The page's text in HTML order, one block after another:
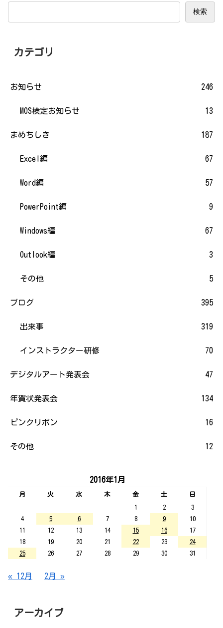
検索
カテゴリ
お知らせ 246
MOS検定お知らせ 13
まめちしき 187
Excel編 67
Word編 57
PowerPoint編 9
Windows編 67
Outlook編 3
その他 5
ブログ 395
出来事 319
インストラクター研修 70
デジタルアート発表会 47
年賀状発表会 134
ピンクリボン 16
その他 12
2016年1月
月 火 水 木 金 土
日
1
2
3
4
5 6 7 8 9
10
11
12 13 14 15 16
17
18
19 20 21 22 23
24
25
26 27 28 29 30 31
« 12月 2月 »
アーカイブ